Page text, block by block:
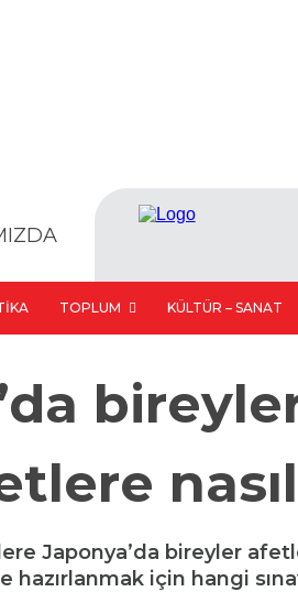
TOPLUM KÜLTÜR – SANAT
Japonya’da bireyler
hazırlanmak için hangi